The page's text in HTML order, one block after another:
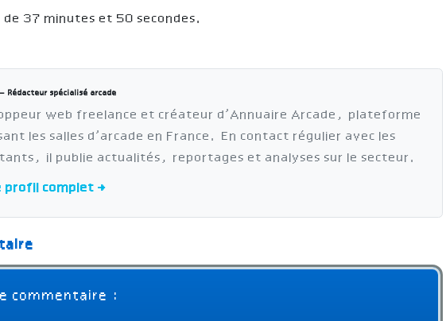
de 37 minutes et 50 secondes.
Rédacteur spécialisé arcade
web freelance et créateur d’Annuaire Arcade, plateforme
les salles d’arcade en France. En contact régulier avec les
il publie actualités, reportages et analyses sur le secteur.
profil complet →